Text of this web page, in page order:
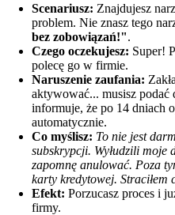
Scenariusz: Znajdujesz
problem. Nie znasz tego
bez zobowiązań!".
Czego oczekujesz: Super!
polecę go w firmie.
Naruszenie zaufania:
aktywować... musisz
informuje, że po 14 dniach
automatycznie.
Co myślisz: To nie jest
subskrypcji. Wyłudzili moje
zapomnę anulować. Poza
karty kredytowej. Straciłem
Efekt: Porzucasz proces i
firmy.